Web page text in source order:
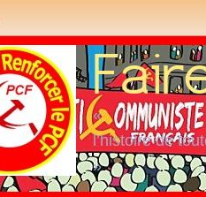
«
l’histoire de
»